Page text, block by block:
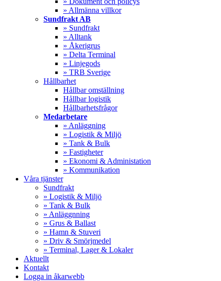
» Allmänna villkor
Sundfrakt AB
» Sundfrakt
» Alltank
» Åkerigrus
» Delta Terminal
» Linjegods
» TRB Sverige
Hållbarhet
Hållbar omställning
Hållbar logistik
Hållbarhetsfrågor
Medarbetare
» Anläggning
» Logistik & Miljö
» Tank & Bulk
» Fastigheter
» Ekonomi & Administation
» Kommunikation
Våra tjänster
Sundfrakt
» Logistik & Miljö
» Tank & Bulk
» Anläggnning
» Grus & Ballast
» Hamn & Stuveri
» Driv & Smörjmedel
» Terminal, Lager & Lokaler
Aktuellt
Kontakt
Logga in åkarwebb